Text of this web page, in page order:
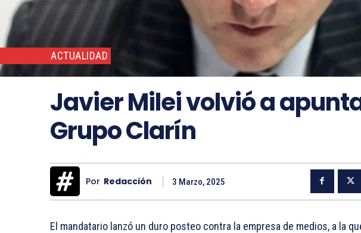
ACTUALIDAD
Javier Milei volvió a
Grupo Clarín
Por Redacción 3 Marzo, 2025
El mandatario lanzó un duro posteo contra la empresa de medios, a la